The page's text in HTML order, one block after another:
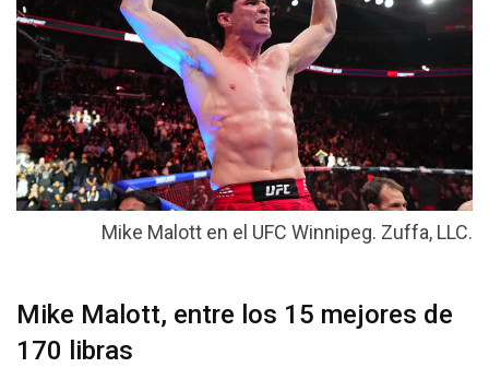
Mike Malott en el UFC Winnipeg. Zuffa, LLC.
Mike Malott, entre los 15 mejores de
170 libras